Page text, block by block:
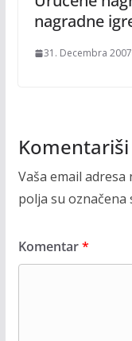
nagradne
31. Decembra
Komentariši
Vaša email
polja su označena
Komentar*